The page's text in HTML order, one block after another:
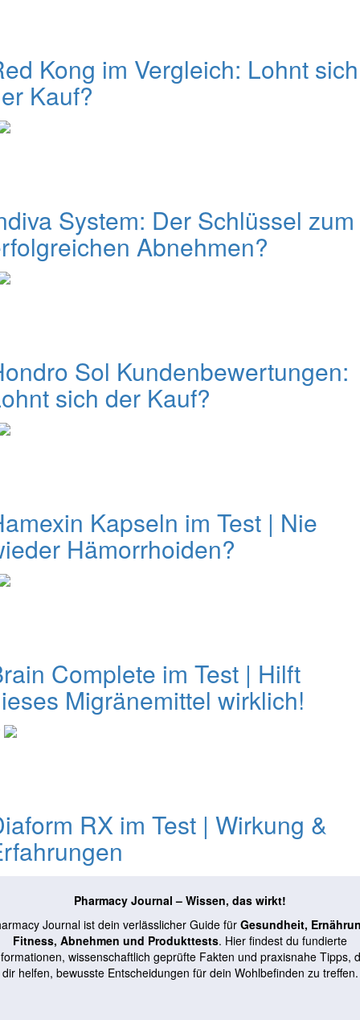
Kong im Vergleich: Lohnt sich
Kauf?
System: Der Schlüssel zum
Abnehmen?
Sol Kundenbewertungen:
sich der Kauf?
Kapseln im Test | Nie
Hämorrhoiden?
Complete im Test | Hilft
Migränemittel wirklich!
RX im Test | Wirkung &
Pharmacy Journal – Wissen, das wirkt!
Journal ist dein verlässlicher Guide für Gesundheit,
Fitness, Abnehmen und Produkttests. Hier findest du fundierte
wissenschaftlich geprüfte Fakten und praxisnahe Tipps,
dir helfen, bewusste Entscheidungen für dein Wohlbefinden zu treffen.